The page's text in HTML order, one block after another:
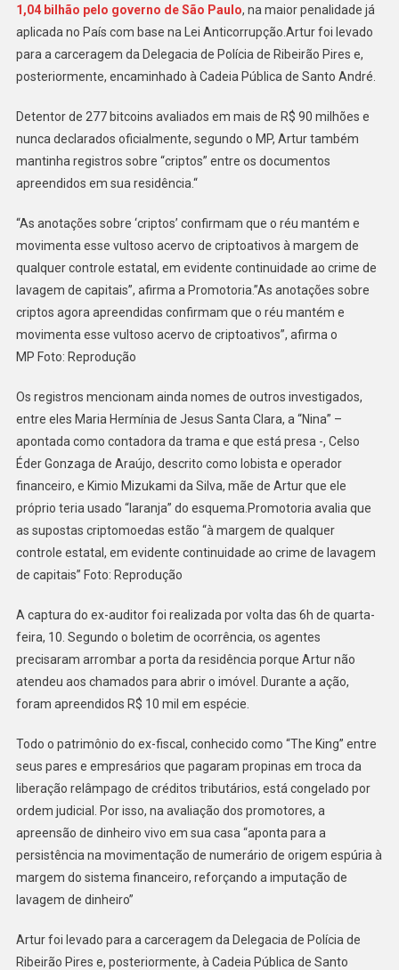
1,04 bilhão pelo governo de São Paulo, na maior penalidade já
aplicada no País com base na Lei Anticorrupção.Artur foi levado
para a carceragem da Delegacia de Polícia de Ribeirão Pires e,
posteriormente, encaminhado à Cadeia Pública de Santo André.
Detentor de 277 bitcoins avaliados em mais de R$ 90 milhões e
nunca declarados oficialmente, segundo o MP, Artur também
mantinha registros sobre “criptos” entre os documentos
apreendidos em sua residência.“
“As anotações sobre ‘criptos’ confirmam que o réu mantém e
movimenta esse vultoso acervo de criptoativos à margem de
qualquer controle estatal, em evidente continuidade ao crime de
lavagem de capitais”, afirma a Promotoria.”As anotações sobre
criptos agora apreendidas confirmam que o réu mantém e
movimenta esse vultoso acervo de criptoativos”, afirma o
MP Foto: Reprodução
Os registros mencionam ainda nomes de outros investigados,
entre eles Maria Hermínia de Jesus Santa Clara, a “Nina” –
apontada como contadora da trama e que está presa -, Celso
Éder Gonzaga de Araújo, descrito como lobista e operador
financeiro, e Kimio Mizukami da Silva, mãe de Artur que ele
próprio teria usado “laranja” do esquema.Promotoria avalia que
as supostas criptomoedas estão “à margem de qualquer
controle estatal, em evidente continuidade ao crime de lavagem
de capitais” Foto: Reprodução
A captura do ex-auditor foi realizada por volta das 6h de quarta-
feira, 10. Segundo o boletim de ocorrência, os agentes
precisaram arrombar a porta da residência porque Artur não
atendeu aos chamados para abrir o imóvel. Durante a ação,
foram apreendidos R$ 10 mil em espécie.
Todo o patrimônio do ex-fiscal, conhecido como “The King” entre
seus pares e empresários que pagaram propinas em troca da
liberação relâmpago de créditos tributários, está congelado por
ordem judicial. Por isso, na avaliação dos promotores, a
apreensão de dinheiro vivo em sua casa “aponta para a
persistência na movimentação de numerário de origem espúria à
margem do sistema financeiro, reforçando a imputação de
lavagem de dinheiro”
Artur foi levado para a carceragem da Delegacia de Polícia de
Ribeirão Pires e, posteriormente, à Cadeia Pública de Santo